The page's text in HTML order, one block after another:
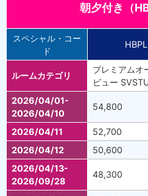
朝夕付き
スペシャル・コー
ド
ルームカテゴリ
プレミアムオ
ビュー
2026/04/01-
2026/04/10
54,800
2026/04/11 52,700
2026/04/12
50,600
2026/04/13-
2026/09/28
48,300